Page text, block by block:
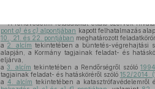
A rendvédelmi feladatokat ellátó szervek
ponta) és c) alpontjában kapott felhatalmazás
10., 21. és 22. pontjában meghatározott
a 2. alcím tekintetében a büntetés-végrehajtási
alapján, a Kormány tagjainak feladat- és
eljárva,
a3. alcím tekintetében a Rendőrségről szóló
tagjainak feladat- és hatásköréről szóló 152/2014.
a 4. alcím tekintetében a katasztrófavédelemről